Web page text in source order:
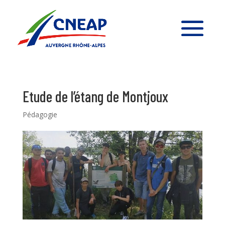
Etude de l’étang de Montjoux
Pédagogie